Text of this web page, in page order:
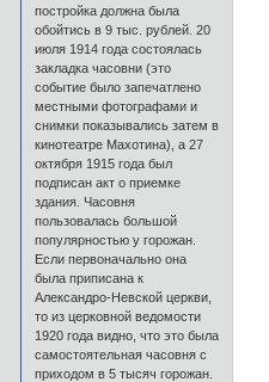
постройка должна была
обойтись в 9 тыс. рублей. 20
июля 1914 года состоялась
закладка часовни (это
событие было запечатлено
местными фотографами и
снимки показывались затем в
кинотеатре Махотина), а 27
октября 1915 года был
подписан акт о приемке
здания. Часовня
пользовалась большой
популярностью у горожан.
Если первоначально она
была приписана к
Александро-Невской церкви,
то из церковной ведомости
1920 года видно, что это была
самостоятельная часовня с
приходом в 5 тысяч горожан.